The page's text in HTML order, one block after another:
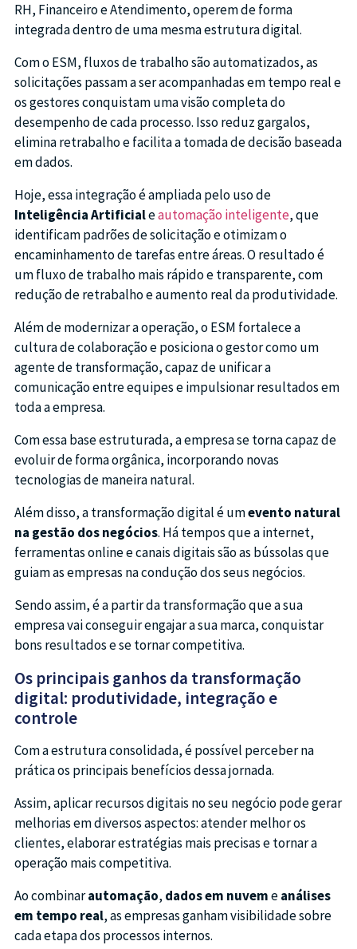
RH, Financeiro e Atendimento, operem de forma
integrada dentro de uma mesma estrutura digital.
Com o ESM, fluxos de trabalho são automatizados, as
solicitações passam a ser acompanhadas em tempo real e
os gestores conquistam uma visão completa do
desempenho de cada processo. Isso reduz gargalos,
elimina retrabalho e facilita a tomada de decisão baseada
em dados.
Hoje, essa integração é ampliada pelo uso de
Inteligência Artificialeautomação inteligente, que
identificam padrões de solicitação e otimizam o
encaminhamento de tarefas entre áreas. O resultado é
um fluxo de trabalho mais rápido e transparente, com
redução de retrabalho e aumento real da produtividade.
Além de modernizar a operação, o ESM fortalece a
cultura de colaboração e posiciona o gestor como um
agente de transformação, capaz de unificar a
comunicação entre equipes e impulsionar resultados em
toda a empresa.
Com essa base estruturada, a empresa se torna capaz de
evoluir de forma orgânica, incorporando novas
tecnologias de maneira natural.
Além disso, a transformação digital é umevento natural
na gestão dos negócios. Há tempos que a internet,
ferramentas online e canais digitais são as bússolas que
guiam as empresas na condução dos seus negócios.
Sendo assim, é a partir da transformação que a sua
empresa vai conseguir engajar a sua marca, conquistar
bons resultados e se tornar competitiva.
Os principais ganhos da transformação
digital: produtividade, integração e
controle
Com a estrutura consolidada, é possível perceber na
prática os principais benefícios dessa jornada.
Assim, aplicar recursos digitais no seu negócio pode gerar
melhorias em diversos aspectos: atender melhor os
clientes, elaborar estratégias mais precisas e tornar a
operação mais competitiva.
Ao combinarautomação, dados em nuvemeanálises
em tempo real, as empresas ganham visibilidade sobre
cada etapa dos processos internos.